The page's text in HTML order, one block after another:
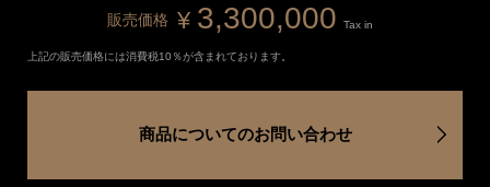
販売価格 ¥ 3,300,000 Tax in
上記の販売価格には消費税10％が含まれております。
商品についてのお問い合わせ